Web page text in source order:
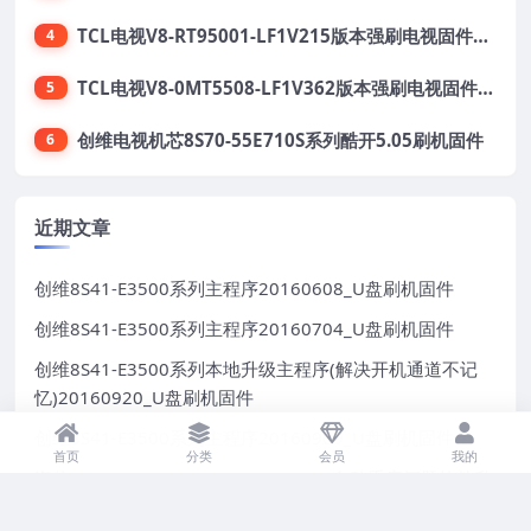
4 TCL电视V8-RT95001-LF1V215版本强刷电视固件包下载
5 TCL电视V8-0MT5508-LF1V362版本强刷电视固件包下载
6 创维电视机芯8S70-55E710S系列酷开5.05刷机固件
近期文章
创维8S41-E3500系列主程序20160608_U盘刷机固件
创维8S41-E3500系列主程序20160704_U盘刷机固件
创维8S41-E3500系列本地升级主程序(解决开机通道不记
忆)20160920_U盘刷机固件
创维8S41-E3500系列主程序20160909_U盘刷机固件
首页 分类 会员 我的